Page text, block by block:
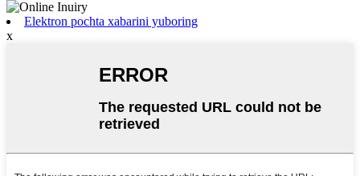
Elektron pochta xabarini yuboring
x